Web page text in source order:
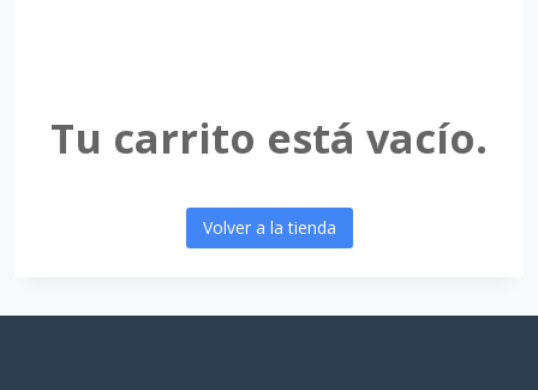
Tu carrito está vacío.
Volver a la tienda